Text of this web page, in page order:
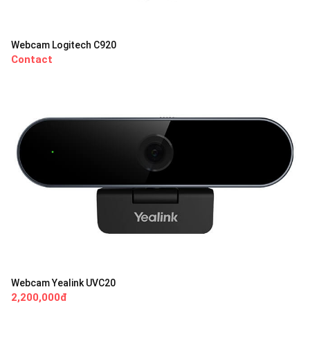
Webcam Logitech C920
Contact
Webcam Yealink UVC20
2,200,000đ